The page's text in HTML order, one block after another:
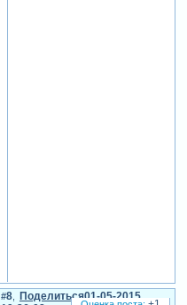
Поделиться
8
01-05-2015